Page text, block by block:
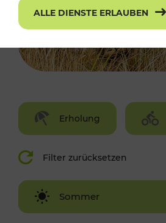
Erholung
Filter zurücksetzen
Sommer
Winter
ALLE DIENSTE ERLAUBEN